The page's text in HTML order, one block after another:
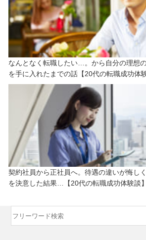
なんとなく転職したい…。から自分の理想
を手に入れたまでの話【20代の転職成功体験
契約社員から正社員へ。待遇の違いが悔し
を決意した結果…【20代の転職成功体験談】